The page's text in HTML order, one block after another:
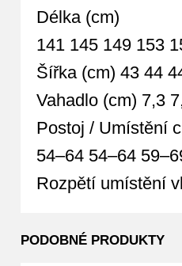
Délka (cm)
141 145 149 153
Šířka (cm) 43 44
Vahadlo (cm) 7,3
Postoj / Umístění
54–64 54–64
Rozpětí umístění
PODOBNÉ PRODUKTY